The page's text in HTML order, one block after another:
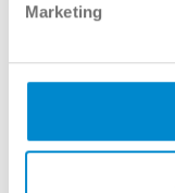
Marketing
Nachricht